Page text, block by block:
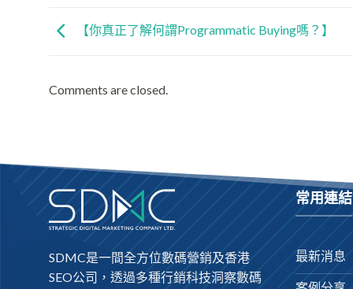
【你真正了解何謂Programmatic Buying嗎？】
Comments are closed.
SDMC是一間全方位數碼營銷及香港
SEO公司 ，透過多種行銷科技洞察數碼
常用連結
最新消息